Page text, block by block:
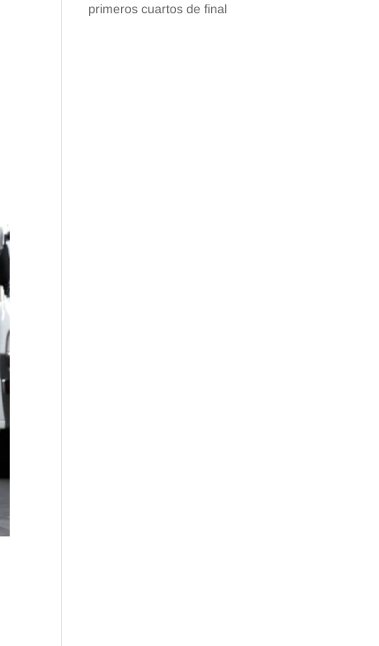
primeros cuartos de final